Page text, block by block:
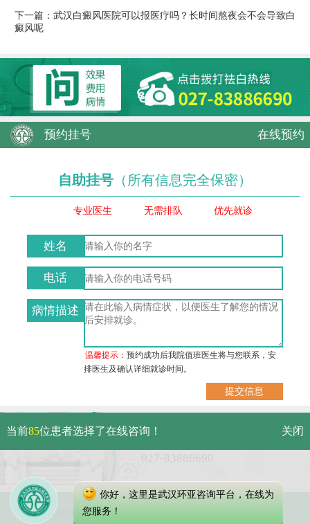
下一篇： 武汉白癜风医院可以报医疗吗？长时间熬夜会不会导致白
癜风呢
预约挂号 在线预约
自助挂号 （所有信息完全保密）
专业医生 无需排队 优先就诊
姓名
电话
病情描述
温馨提示：预约成功后我院值班医生将与您联系，安
排医生及确认详细就诊时间。
武汉市硚口区解放大道479号
Copyright 2023 武汉环亚中医白癜风医院
当前85位患者选择了在线咨询！ 关闭
你好，这里是武汉环亚咨询平台，在线为
您服务！